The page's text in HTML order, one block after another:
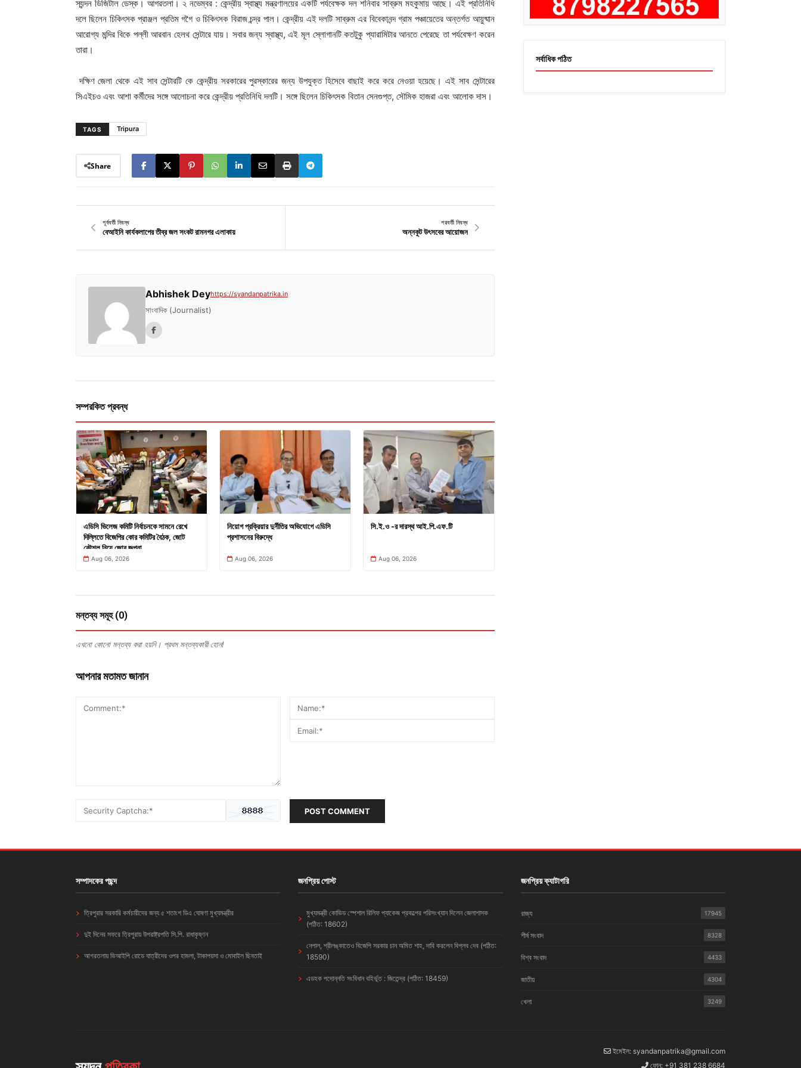
স্যন্দন ডিজিটাল ডেস্ক। আগরতলা। ২ নভেম্বর : কেন্দ্রীয় স্বাস্থ্য মন্ত্রণালয়ের একটি পর্যবেক্ষক দল শনিবার সাব্রুম মহকুমায় আছে। এই প্রতিনিধি
দলে ছিলেন চিকিৎসক প্রাঞ্জল প্রতিম গগৈ ও চিকিৎসক বিরাজ চন্দ্র পাল। কেন্দ্রীয় এই দলটি সাব্রুম এর বিবেকানন্দ গ্রাম পঞ্চায়েতের অন্তর্গত আয়ুষ্মান
আরোগ্য মন্দির বিকে পল্লী আরবান হেলথ সেন্টারে যায়। সবার জন্য স্বাস্থ্য, এই মূল স্লোগানটি কতটুকু প্যারামিটার আনতে পেরেছে তা পর্যবেক্ষণ করেন
তারা।
দক্ষিণ জেলা থেকে এই সাব সেন্টারটি কে কেন্দ্রীয় সরকারের পুরস্কারের জন্য উপযুক্ত হিসেবে বাছাই করে করে নেওয়া হয়েছে। এই সাব সেন্টারের
সিএইচও এবং আশা কর্মীদের সঙ্গে আলোচনা করে কেন্দ্রীয় প্রতিনিধি দলটি। সঙ্গে ছিলেন চিকিৎসক বিতান সেনগুপ্ত, সৌমিক হাজরা এবং আলোক দাস।
TAGS Tripura
Share
পূর্ববর্তী নিবন্ধ
বেআইনি কার্যকলাপের তীব্র জল সংকট রামনগর এলাকায়
পরবর্তী নিবন্ধ
অন্নকূট উৎসবের আয়োজন
Abhishek Deyhttps://syandanpatrika.in
সাংবাদিক (Journalist)
সম্পরকিত প্রবন্ধ
এডিসি ভিলেজ কমিটি নির্বাচনকে সামনে রেখে
দিল্লিতে বিজেপির কোর কমিটির বৈঠক, জোট
কৌশল নিয়ে জোর জল্পনা
Aug 06, 2026
নিয়োগ প্রক্রিয়ার দুর্নীতির অভিযোগে এডিসি
প্রশাসনের বিরুদ্ধে
Aug 06, 2026
সি.ই.ও -র দারস্থ আই.পি.এফ.টি
Aug 06, 2026
মন্তব্য সমূহ (0)
এখনো কোনো মন্তব্য করা হয়নি। প্রথম মন্তব্যকারী হোন!
আপনার মতামত জানান
POST COMMENT
সর্বাধিক পঠিত
সম্পাদকের পছন্দ
ত্রিপুরার সরকারি কর্মচারীদের জন্য ৫ শতাংশ ডিএ ঘোষণা মুখ্যমন্ত্রীর
দুই দিনের সফরে ত্রিপুরায় উপরাষ্ট্রপতি সি.পি. রাধাকৃষ্ণন
আগরতলায় ভিআইপি রোডে যাত্রীদের ওপর হামলা, টাকাপয়সা ও মোবাইল ছিনতাই
জনপ্রিয় পোস্ট
মুখ্যমন্ত্রী কোভিড স্পেশাল রিলিফ প্যাকেজ প্রকল্পের পরিসংখ্যান দিলেন জেলাশাসক
(পঠিত: 18602)
নেপাল, শ্রীলঙ্কাতেও বিজেপি সরকার চান অমিত শাহ, দাবি করলেন বিপ্লব দেব (পঠিত:
18590)
এডহক পদোন্নতি সংবিধান বহির্ভূত : জিতেন্দ্র (পঠিত: 18459)
জনপ্রিয় ক্যাটাগরি
রাজ্য 17945
শীর্ষ সংবাদ 8328
বিশ্ব সংবাদ 4433
জাতীয় 4304
খেলা 3249
ইমেইল: syandanpatrika@gmail.com
ফোন: +91 381 238 6684